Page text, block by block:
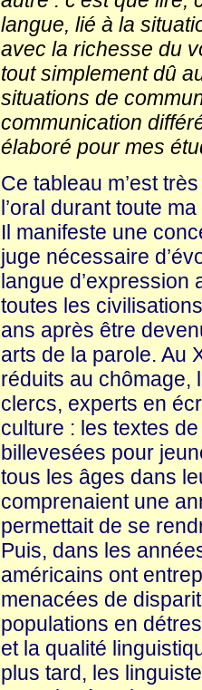
langue, lié à la
avec la richesse du
tout simplement dû
situations de
communication
élaboré pour mes
Ce tableau m’est
l’oral durant toute
Il manifeste une
juge nécessaire
langue d’expression
toutes les
ans après être
arts de la parole. Au
réduits au chômage,
clercs, experts en
culture : les textes
billevesées pour
tous les âges dans
comprenaient une
permettait de se
Puis, dans les
américains ont
menacées de
populations en
et la qualité
plus tard, les